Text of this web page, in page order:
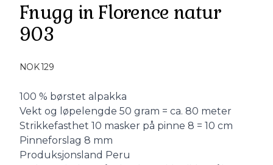
Fnugg in Florence natur
903
NOK 129
Description
100 % børstet alpakka
Vekt og løpelengde 50 gram = ca. 80 meter
Strikkefasthet 10 masker på pinne 8 = 10 cm
Pinneforslag 8 mm
Produksjonsland Peru